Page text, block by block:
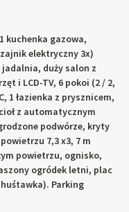
kuchenka gazowa,
elektryczny 3x)
duży salon z
i LCD-TV, 6 pokoi (2 / 2,
1 łazienka z prysznicem,
z automatycznym
podwórze, kryty
7,3 x3, 7 m
powietrzu, ognisko,
ogródek letni, plac
Parking